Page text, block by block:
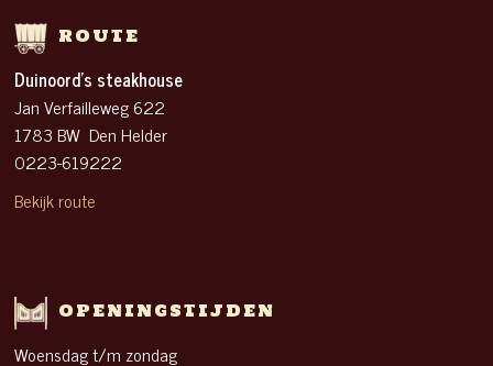
ROUTE
Duinoord’s steakhouse
Jan Verfailleweg 622
1783 BW Den Helder
0223-619222
Bekijk route
OPENINGSTIJDEN
Woensdag t/m zondag